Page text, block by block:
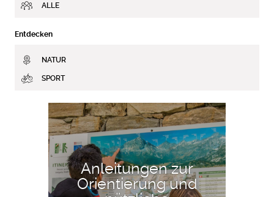
ALLE
Entdecken
NATUR
SPORT
Anleitungen zur
Orientierung und
MEHR ERFAHREN